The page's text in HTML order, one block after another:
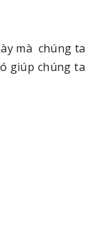
mà chúng ta
giúp chúng ta